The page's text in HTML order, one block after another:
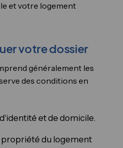
et votre logement
votre dossier
généralement les
des conditions en
et de domicile.
propriété du logement